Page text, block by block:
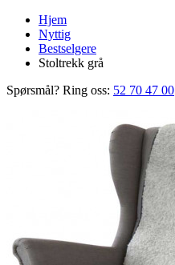
Hjem
Nyttig
Bestselgere
Stoltrekk grå
Spørsmål? Ring oss: 52 70 47 00